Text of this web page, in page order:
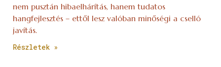
nem pusztán hibaelhárítás, hanem tudatos
hangfejlesztés – ettől lesz valóban minőségi a cselló
javítás.
Részletek »